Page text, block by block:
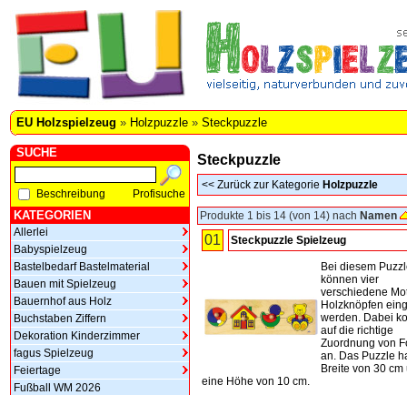
EU Holzspielzeug » Holzpuzzle » Steckpuzzle
SUCHE
Beschreibung Profisuche
KATEGORIEN
Allerlei
Babyspielzeug
Bastelbedarf Bastelmaterial
Bauen mit Spielzeug
Bauernhof aus Holz
Buchstaben Ziffern
Dekoration Kinderzimmer
fagus Spielzeug
Feiertage
Fußball WM 2026
Steckpuzzle
<< Zurück zur Kategorie Holzpuzzle
Produkte 1 bis 14 (von 14) nach Namen
01 Steckpuzzle Spielzeug
Bei diesem
können vier
verschiedene
Holzknöpfen
werden. Dabei
auf die richtige
Zuordnung von
an. Das Puzzle
Breite von 30 cm
eine Höhe von 10 cm.